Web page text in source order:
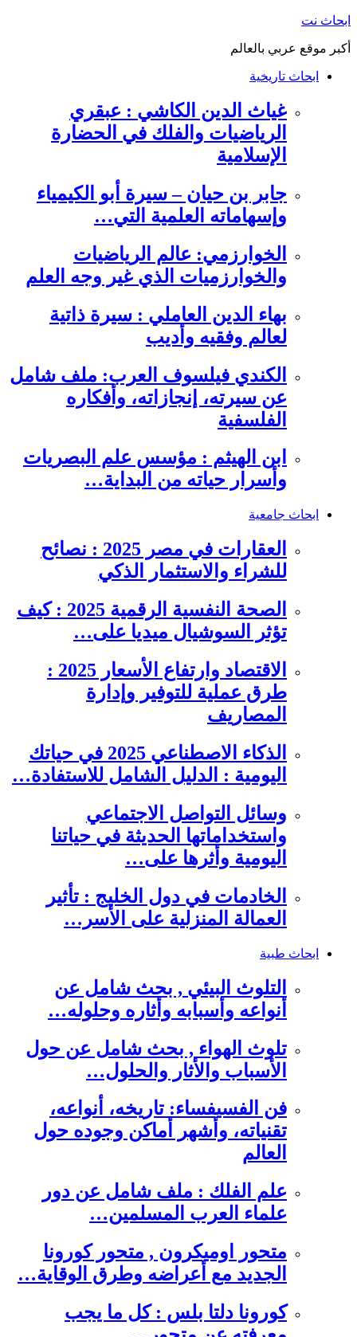
التجاوز
المحتوى
ابحاث نت
أكبر موقع عربي بالعالم
ابحاث تاريخية
غياث الدين الكاشي : عبقري
الرياضيات والفلك في الحضارة
الإسلامية
جابر بن حيان – سيرة أبو الكيمياء
وإسهاماته العلمية التي…
الخوارزمي: عالم الرياضيات
والخوارزميات الذي غير وجه العلم
بهاء الدين العاملي : سيرة ذاتية
لعالم وفقيه وأديب
الكندي فيلسوف العرب: ملف شامل
عن سيرته، إنجازاته، وأفكاره
الفلسفية
ابن الهيثم : مؤسس علم البصريات
وأسرار حياته من البداية…
ابحاث جامعية
العقارات في مصر 2025 : نصائح
للشراء والاستثمار الذكي
الصحة النفسية الرقمية 2025 : كيف
تؤثر السوشيال ميديا على…
الاقتصاد وارتفاع الأسعار 2025 :
طرق عملية للتوفير وإدارة
المصاريف
الذكاء الاصطناعي 2025 في حياتك
اليومية : الدليل الشامل للاستفادة…
وسائل التواصل الاجتماعي
واستخداماتها الحديثة في حياتنا
اليومية وأثرها على…
الخادمات في دول الخليج : تأثير
العمالة المنزلية على الأسر…
ابحاث طبية
التلوث البيئي , بحث شامل عن
أنواعه وأسبابه وأثاره وحلوله…
تلوث الهواء , بحث شامل عن حول
الأسباب والأثار والحلول…
فن الفسيفساء: تاريخه، أنواعه،
تقنياته، وأشهر أماكن وجوده حول
العالم
علم الفلك : ملف شامل عن دور
علماء العرب المسلمين…
متحور اوميكرون , متحور كورونا
الجديد مع أعراضه وطرق الوقاية…
كورونا دلتا بلس : كل ما يجب